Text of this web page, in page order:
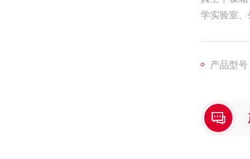
学实验室、
产品型